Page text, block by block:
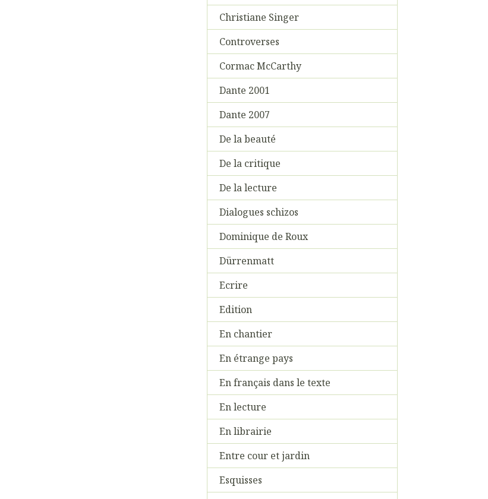
Christiane Singer
Controverses
Cormac McCarthy
Dante 2001
Dante 2007
De la beauté
De la critique
De la lecture
Dialogues schizos
Dominique de Roux
Dürrenmatt
Ecrire
Edition
En chantier
En étrange pays
En français dans le texte
En lecture
En librairie
Entre cour et jardin
Esquisses